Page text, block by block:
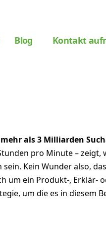
Blog Kontakt
mehr als 3 Milliarden
pro Minute –
Kein Wunder also,
um ein Produkt-, Erklär-
um die es in diesem